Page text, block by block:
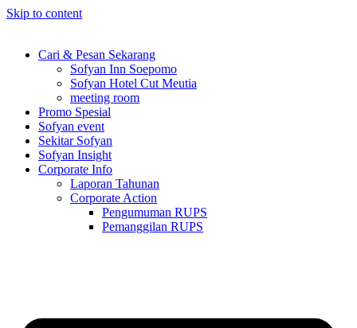
Skip to content
Cari & Pesan Sekarang
Sofyan Inn Soepomo
Sofyan Hotel Cut Meutia
meeting room
Promo Spesial
Sofyan event
Sekitar Sofyan
Sofyan Insight
Corporate Info
Laporan Tahunan
Corporate Action
Pengumuman RUPS
Pemanggilan RUPS